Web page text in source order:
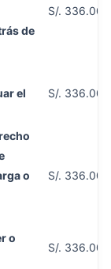
de
S/. 336.00
el
S/. 336.00
o
S/. 336.00
o
S/. 336.00